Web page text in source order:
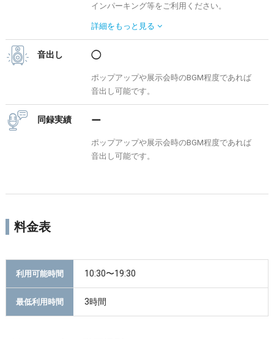
インパーキング等をご利用ください。
ていただくことは可能です。
詳細を もっと見る
音出し ◯
ポップアップや展示会時のBGM程度であれば
音出し可能です。
同録実績 ー
ポップアップや展示会時のBGM程度であれば
音出し可能です。
料金表
利用可能時間 10:30〜19:30
最低利用時間 3時間